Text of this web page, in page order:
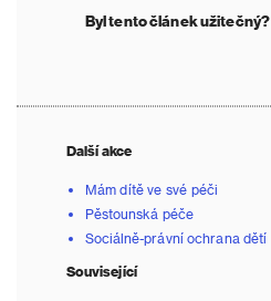
Byl tento článek užitečný?
Další akce
Mám dítě ve své péči
Pěstounská péče
Sociálně-právní ochrana dětí
Související